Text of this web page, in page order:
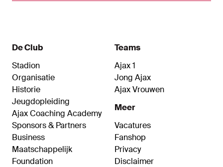
De Club
Stadion
Organisatie
Historie
Jeugdopleiding
Ajax Coaching Academy
Sponsors & Partners
Business
Maatschappelijk
Foundation
Teams
Ajax 1
Jong Ajax
Ajax Vrouwen
Meer
Vacatures
Fanshop
Privacy
Disclaimer